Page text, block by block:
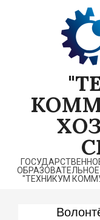
"ТЕХНИКУМ